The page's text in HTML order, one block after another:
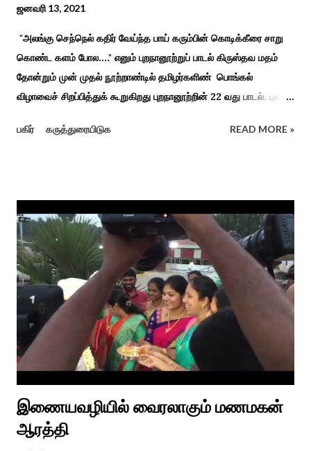
ஜனவரி 13, 2021
"அலங்கு செந்நெல் கதிர் வேய்ந்த பாய் கரும்பின் கொடிக்கீரை சாறு
கொண்ட களம் போல...." எனும் புறநானூற்றுப் பாடல் கிருஸ்தவ மதம்
தோன்றும் முன் முதல் நூற்றாண்டில் தமிழர்களிண் பொங்கல்
விழாவைச் சிறப்பித்துக் கூறுகிறது புறநானூற்றின் 22 வது பாடல். புலவர்
பொங்கல் விழாவை விவரிக்கிறார். நற்றிணை, குறுந்தொகை,
சங்க இலக்கியங்களுக்கு பின் காலகட்டத்திலும் 'புதுக்கலத்து எழுந்த
தீம்பால் பொங்கல்' என சிறப்பிக்கும் சீவக சிந்தாமணி. காலங்கள்
தோறும் தமிழர்களின் வாழ்வியல் அங்கமாக உள்ள பொங்கல் விழாவில்
தமிழர்கள் சொந்த பிள்ளைகளைப் போல கால்நடைகளை வளர்த்துப்
போற்றி உடன் விளையாடி மகிழ்வதும் இயற்கையுடன் இணைந்த
இயந்திரம் இல்லாத கால வாழ்க்கை முறையாகும். தொடர்ந்து உற்றார்
உறவுகளைக் கண்டு மகிழும் காணும் பொங்கல் இயற்கை, வாழ்வியல்
முறை, உறவுகள் சார்ந்த உயிர்ப்பான ...
பகிர் கருத்துரையிடுக READ MORE »
இணையவழியில் வைரலாகும் மணமகன்
ஆரத்தி